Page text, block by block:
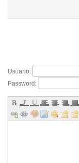
Usuario:
Password: